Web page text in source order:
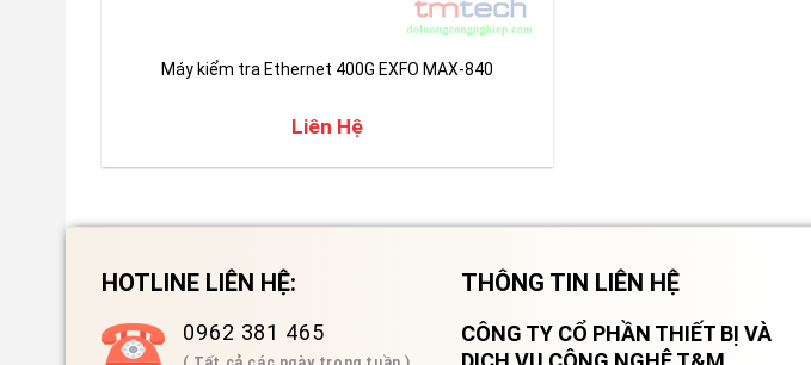
Máy kiểm tra Ethernet 400G EXFO MAX-840
Liên Hệ
HOTLINE LIÊN HỆ:
0962 381 465
THÔNG TIN LIÊN HỆ
CÔNG TY CỔ PHẦN THIẾT BỊ VÀ